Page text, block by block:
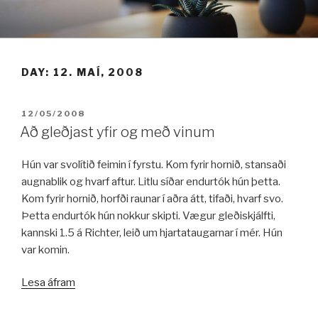
efni
DAY: 12. MAÍ, 2008
BIRT:
12/05/2008
Að gleðjast yfir og með vinum
Hún var svolítið feimin í fyrstu. Kom fyrir hornið, stansaði
augnablik og hvarf aftur. Litlu síðar endurtók hún þetta.
Kom fyrir hornið, horfði raunar í aðra átt, tifaði, hvarf svo.
Þetta endurtók hún nokkur skipti. Vægur gleðiskjálfti,
kannski 1.5 á Richter, leið um hjartataugarnar í mér. Hún
var komin.
Lesa áfram